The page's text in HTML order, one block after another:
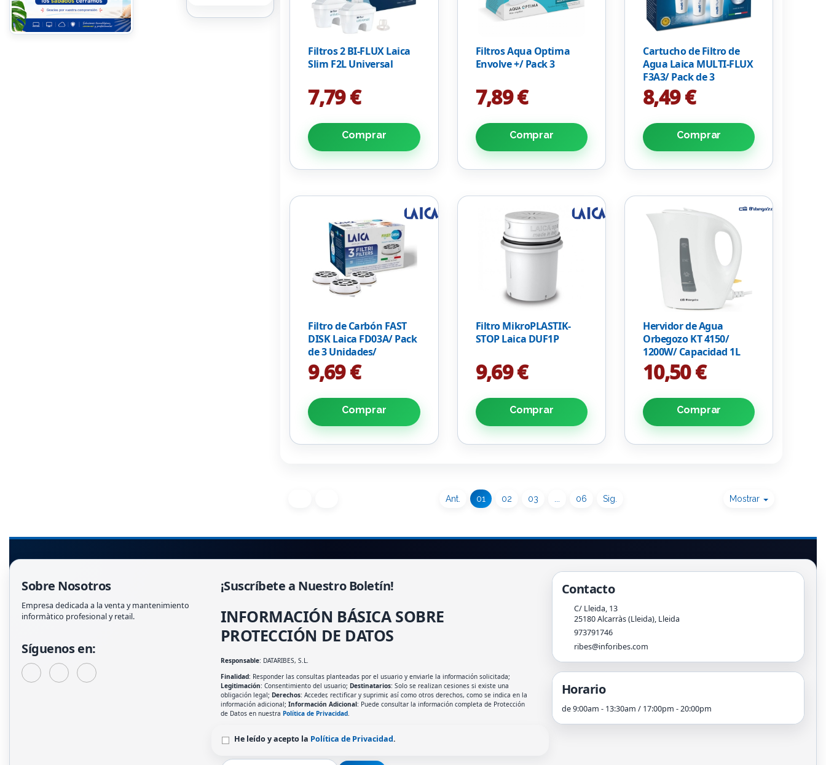
Filtros 2 BI-FLUX Laica
Slim F2L Universal
7,79 €
Comprar
Filtros Aqua Optima
Envolve +/ Pack 3
7,89 €
Comprar
Cartucho de Filtro de
Agua Laica MULTI-FLUX
F3A3/ Pack de 3
Unidades
8,49 €
Comprar
Filtro de Carbón FAST
DISK Laica FD03A/ Pack
de 3 Unidades/
Compatibilidad Flown
go
9,69 €
Comprar
Filtro MikroPLASTIK-
STOP Laica DUF1P
9,69 €
Comprar
Hervidor de Agua
Orbegozo KT 4150/
1200W/ Capacidad 1L
10,50 €
Comprar
Ant. 01 02 03 06 Sig. Mostrar
Sobre Nosotros
Empresa dedicada a la venta y mantenimiento
informàtico profesional y retail.
Síguenos en:
¡Suscríbete a Nuestro Boletín!
INFORMACIÓN BÁSICA SOBRE
PROTECCIÓN DE DATOS
Responsable: DATARIBES, S.L.
Finalidad: Responder las consultas planteadas por el usuario y enviarle la información solicitada;
Legitimación: Consentimiento del usuario; Destinatarios: Solo se realizan cesiones si existe una
obligación legal; Derechos: Acceder, rectificar y suprimir, así como otros derechos, como se indica en la
información adicional; Información Adicional: Puede consultar la información completa de Protección
de Datos en nuestra Política de Privacidad.
He leído y acepto la Política de Privacidad.
Contacto
C/ Lleida, 13
25180Alcarràs (Lleida), Lleida
973791746
ribes@inforibes.com
Horario
de 9:00am - 13:30am / 17:00pm - 20:00pm